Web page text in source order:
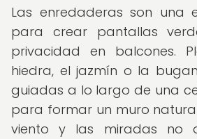
Las enredaderas son una
para crear pantallas
privacidad en balcones.
hiedra, el jazmín o la
guiadas a lo largo de una
para formar un muro
viento y las miradas no